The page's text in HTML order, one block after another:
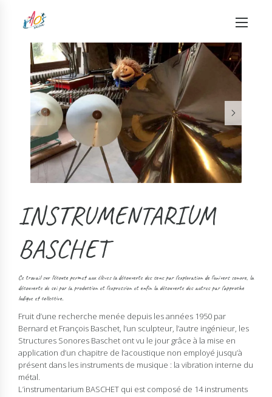
INSTRUMENTARIUM
BASCHET
Ce travail sur l'écoute permet aux élèves la découverte des sons par l’exploration de l’univers sonore, la
découverte de soi par la production et l’expression et enfin la découverte des autres par l’approche
ludique et collective.
Fruit d’une recherche menée depuis les années 1950 par
Bernard et François Baschet, l’un sculpteur, l’autre ingénieur, les
Structures Sonores Baschet ont vu le jour grâce à la mise en
application d’un chapitre de l’acoustique non employé jusqu’à
présent dans les instruments de musique : la vibration interne du
métal.
L’instrumentarium BASCHET qui est composé de 14 instruments